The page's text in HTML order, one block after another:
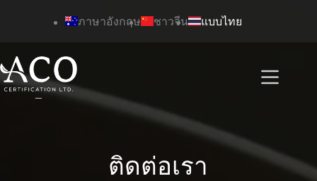
เนื้อหา
ภาษาอังกฤษ ชาวจีน แบบไทย
ติดต่อเรา